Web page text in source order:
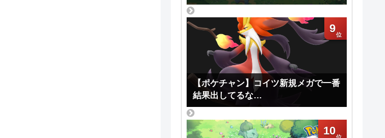
9
【ポケチャン】コイツ新規メガで一番
結果出してるな…
10